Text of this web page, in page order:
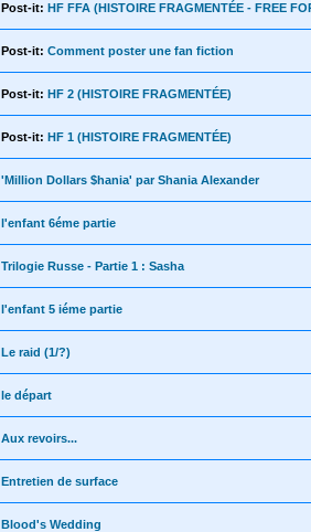
Post-it: HF FFA (HISTOIRE FRAGMENTÉE - FREE
Post-it: Comment poster une fan fiction
Post-it: HF 2 (HISTOIRE FRAGMENTÉE)
Post-it: HF 1 (HISTOIRE FRAGMENTÉE)
'Million Dollars $hania' par Shania Alexander
l'enfant 6éme partie
Trilogie Russe - Partie 1 : Sasha
l'enfant 5 iéme partie
Le raid (1/?)
le départ
Aux revoirs...
Entretien de surface
Blood's Wedding